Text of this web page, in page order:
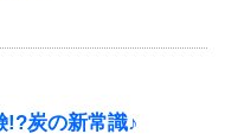
!?炭の新常識♪